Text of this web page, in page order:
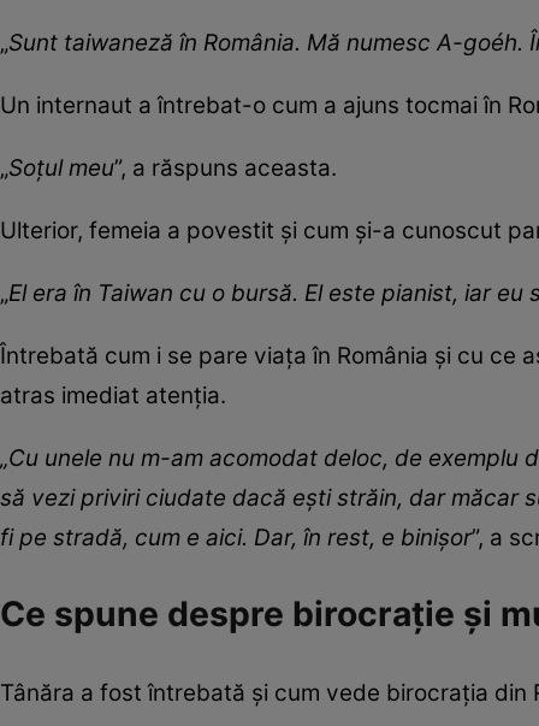
„Sunt taiwaneză în România. Mă numesc A-
Un internaut a întrebat-o cum a ajuns tocmai în
„Soțul meu”, a răspuns aceasta.
Ulterior, femeia a povestit și cum și-a cunoscut
„El era în Taiwan cu o bursă. El este pianist, iar eu
Întrebată cum i se pare viața în România și cu
atras imediat atenția.
„Cu unele nu m-am acomodat deloc, de exemplu
să vezi priviri ciudate dacă ești străin, dar măcar
fi pe stradă, cum e aici. Dar, în rest, e binișor”, a
Ce spune despre birocrație și
Tânăra a fost întrebată și cum vede birocrația din